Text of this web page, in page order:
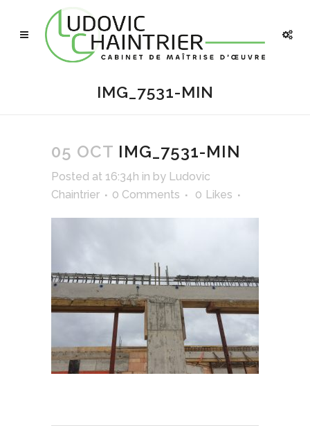
IMG_7531-MIN
05 OCT IMG_7531-MIN
Posted at 16:34h in by Ludovic
Chaintrier
0 Comments 0 Likes